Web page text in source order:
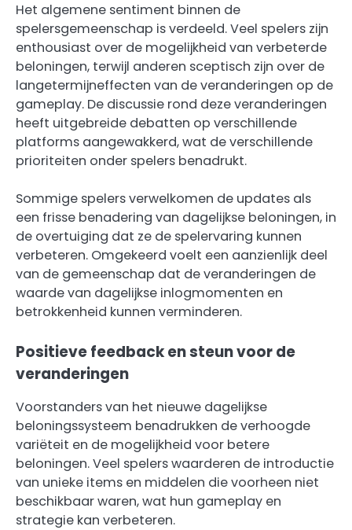
Het algemene sentiment binnen de
spelersgemeenschap is verdeeld. Veel spelers zijn
enthousiast over de mogelijkheid van verbeterde
beloningen, terwijl anderen sceptisch zijn over de
langetermijneffecten van de veranderingen op de
gameplay. De discussie rond deze veranderingen
heeft uitgebreide debatten op verschillende
platforms aangewakkerd, wat de verschillende
prioriteiten onder spelers benadrukt.
Sommige spelers verwelkomen de updates als
een frisse benadering van dagelijkse beloningen, in
de overtuiging dat ze de spelervaring kunnen
verbeteren. Omgekeerd voelt een aanzienlijk deel
van de gemeenschap dat de veranderingen de
waarde van dagelijkse inlogmomenten en
betrokkenheid kunnen verminderen.
Positieve feedback en steun voor de
veranderingen
Voorstanders van het nieuwe dagelijkse
beloningssysteem benadrukken de verhoogde
variëteit en de mogelijkheid voor betere
beloningen. Veel spelers waarderen de introductie
van unieke items en middelen die voorheen niet
beschikbaar waren, wat hun gameplay en
strategie kan verbeteren.